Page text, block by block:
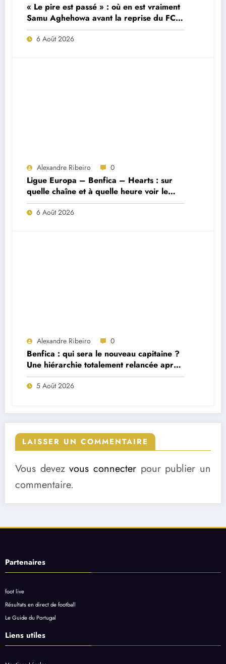
« Le pire est passé » : où en est vraiment
Samu Aghehowa avant la reprise du FC
Porto ?
6 Août 2026
Alexandre Ribeiro 0
Ligue Europa – Benfica – Hearts : sur
quelle chaîne et à quelle heure voir le
match ?
6 Août 2026
Alexandre Ribeiro 0
Benfica : qui sera le nouveau capitaine ?
Une hiérarchie totalement relancée après
deux départs majeurs
5 Août 2026
LAISSER UN COMMENTAIRE
Vous devezvous connecter pour publier un
commentaire.
Partenaires
foot live
Résultats en direct de football
Le Guide du Portugal
Liens utiles